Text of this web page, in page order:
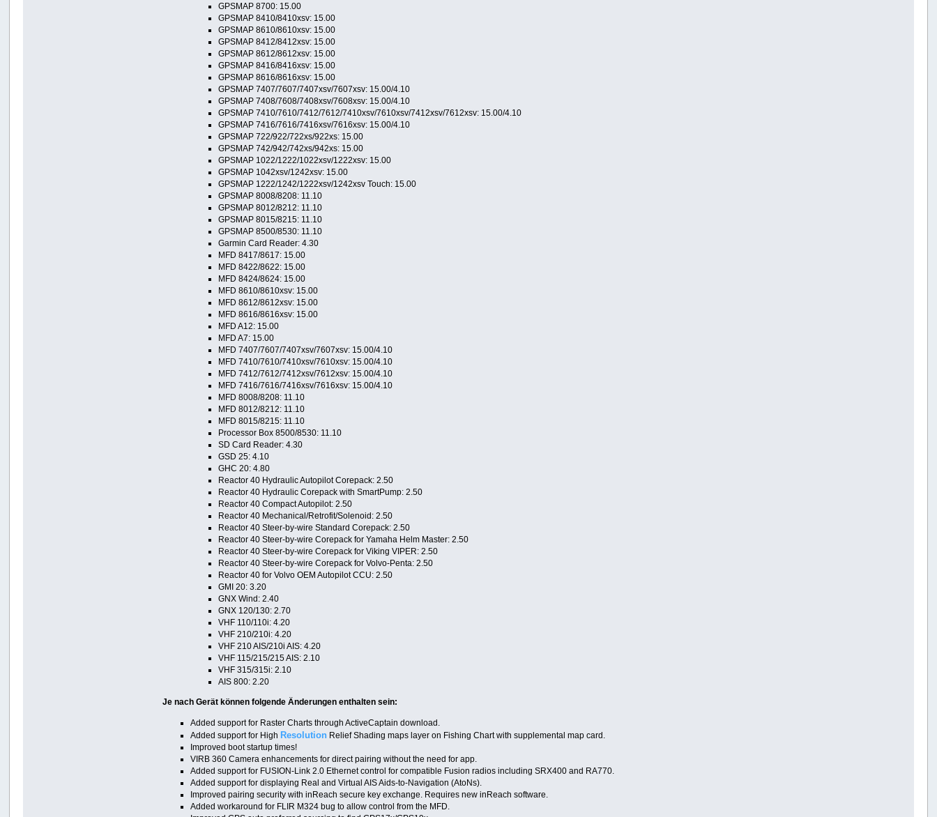
GPSMAP 8700: 15.00
GPSMAP 8410/8410xsv: 15.00
GPSMAP 8610/8610xsv: 15.00
GPSMAP 8412/8412xsv: 15.00
GPSMAP 8612/8612xsv: 15.00
GPSMAP 8416/8416xsv: 15.00
GPSMAP 8616/8616xsv: 15.00
GPSMAP 7407/7607/7407xsv/7607xsv: 15.00/4.10
GPSMAP 7408/7608/7408xsv/7608xsv: 15.00/4.10
GPSMAP 7410/7610/7412/7612/7410xsv/7610xsv/7412xsv/7612xsv: 15.00/4.10
GPSMAP 7416/7616/7416xsv/7616xsv: 15.00/4.10
GPSMAP 722/922/722xs/922xs: 15.00
GPSMAP 742/942/742xs/942xs: 15.00
GPSMAP 1022/1222/1022xsv/1222xsv: 15.00
GPSMAP 1042xsv/1242xsv: 15.00
GPSMAP 1222/1242/1222xsv/1242xsv Touch: 15.00
GPSMAP 8008/8208: 11.10
GPSMAP 8012/8212: 11.10
GPSMAP 8015/8215: 11.10
GPSMAP 8500/8530: 11.10
Garmin Card Reader: 4.30
MFD 8417/8617: 15.00
MFD 8422/8622: 15.00
MFD 8424/8624: 15.00
MFD 8610/8610xsv: 15.00
MFD 8612/8612xsv: 15.00
MFD 8616/8616xsv: 15.00
MFD A12: 15.00
MFD A7: 15.00
MFD 7407/7607/7407xsv/7607xsv: 15.00/4.10
MFD 7410/7610/7410xsv/7610xsv: 15.00/4.10
MFD 7412/7612/7412xsv/7612xsv: 15.00/4.10
MFD 7416/7616/7416xsv/7616xsv: 15.00/4.10
MFD 8008/8208: 11.10
MFD 8012/8212: 11.10
MFD 8015/8215: 11.10
Processor Box 8500/8530: 11.10
SD Card Reader: 4.30
GSD 25: 4.10
GHC 20: 4.80
Reactor 40 Hydraulic Autopilot Corepack: 2.50
Reactor 40 Hydraulic Corepack with SmartPump: 2.50
Reactor 40 Compact Autopilot: 2.50
Reactor 40 Mechanical/Retrofit/Solenoid: 2.50
Reactor 40 Steer-by-wire Standard Corepack: 2.50
Reactor 40 Steer-by-wire Corepack for Yamaha Helm Master: 2.50
Reactor 40 Steer-by-wire Corepack for Viking VIPER: 2.50
Reactor 40 Steer-by-wire Corepack for Volvo-Penta: 2.50
Reactor 40 for Volvo OEM Autopilot CCU: 2.50
GMI 20: 3.20
GNX Wind: 2.40
GNX 120/130: 2.70
VHF 110/110i: 4.20
VHF 210/210i: 4.20
VHF 210 AIS/210i AIS: 4.20
VHF 115/215/215 AIS: 2.10
VHF 315/315i: 2.10
AIS 800: 2.20
Je nach Gerät können folgende Änderungen enthalten sein:
Added support for Raster Charts through ActiveCaptain download.
Added support for High Resolution Relief Shading maps layer on Fishing Chart with supplemental map card.
Improved boot startup times!
VIRB 360 Camera enhancements for direct pairing without the need for app.
Added support for FUSION-Link 2.0 Ethernet control for compatible Fusion radios including SRX400 and RA770.
Added support for displaying Real and Virtual AIS Aids-to-Navigation (AtoNs).
Improved pairing security with inReach secure key exchange. Requires new inReach software.
Added workaround for FLIR M324 bug to allow control from the MFD.